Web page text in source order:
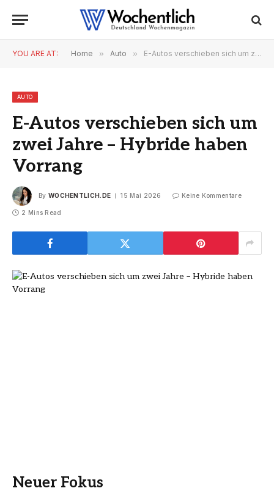
YOU ARE AT: Home » Auto » E-Autos verschieben sich um zwei Jahre – Hybride haben Vorrang
AUTO
E-Autos verschieben sich um
zwei Jahre – Hybride haben
Vorrang
By WOCHENTLICH.DE 15 Mai 2026 Keine Kommentare
2 Mins Read
Neuer Fokus